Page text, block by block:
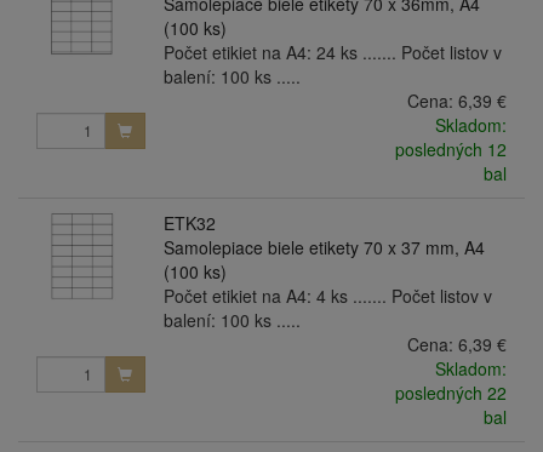
(100 ks)
Počet etikiet na A4: 24 ks ....... Počet listov v
balení: 100 ks .....
Cena: 6,39 €
Skladom:
posledných 12
bal
ETK32
Samolepiace biele etikety 70 x 37 mm, A4
(100 ks)
Počet etikiet na A4: 4 ks ....... Počet listov v
balení: 100 ks .....
Cena: 6,39 €
Skladom:
posledných 22
bal